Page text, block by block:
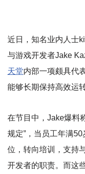
近日，知名业内人士
与游戏开发者Jake
天堂内部一项颇具代
能够长期保持高效运
在节目中，Jake爆料
规定”，当员工年满
位，转向培训，支持
开发者的职责。而这